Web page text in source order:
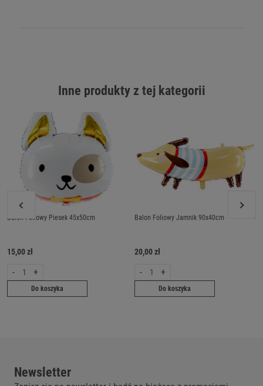
Inne produkty z tej kategorii
Balon Foliowy Piesek 45x50cm
15,00 zł
- +
Do koszyka
Balon Foliowy Jamnik 90x40cm
20,00 zł
- +
Do koszyka
Newsletter